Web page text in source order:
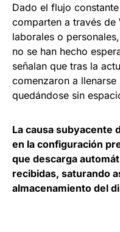
Dado el flujo
comparten a través
laborales o
no se han hecho
señalan que tras la
comenzaron a
quedándose sin
La causa subyacente
en la configuración
que descarga
recibidas, saturando
almacenamiento del